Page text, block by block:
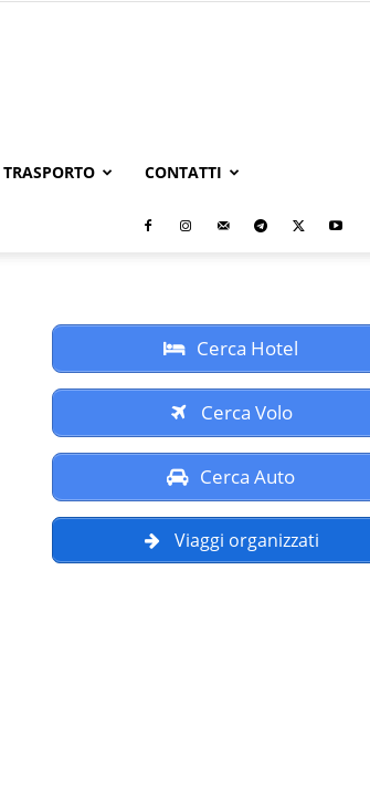
TRASPORTO CONTATTI
Cerca Hotel
Cerca Volo
Cerca Auto
Viaggi organizzati